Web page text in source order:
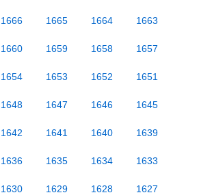
1666 1665 1664 1663
1660 1659 1658 1657
1654 1653 1652 1651
1648 1647 1646 1645
1642 1641 1640 1639
1636 1635 1634 1633
1630 1629 1628 1627